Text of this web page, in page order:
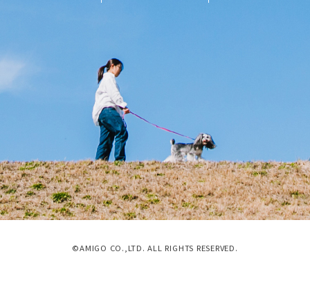
©AMIGO CO.,LTD. ALL RIGHTS RESERVED.